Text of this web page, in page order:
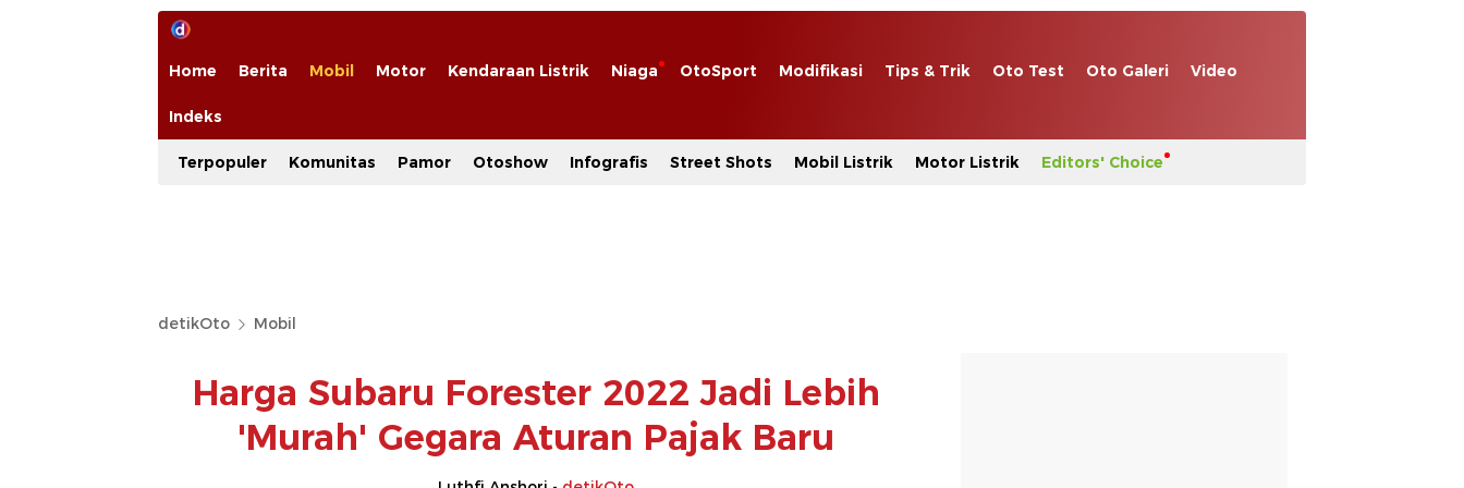
Home Berita Mobil Motor Kendaraan Listrik Niaga OtoSport Modifikasi Tips & Trik Oto Test Oto Galeri Video
Indeks
Terpopuler Komunitas Pamor Otoshow Infografis Street Shots Mobil Listrik Motor Listrik Editors' Choice
detikOto Mobil
Harga Subaru Forester 2022 Jadi Lebih
'Murah' Gegara Aturan Pajak Baru